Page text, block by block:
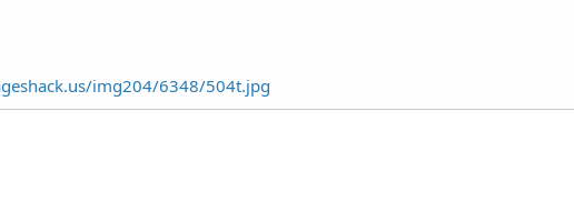
img204/6348/504t.jpg